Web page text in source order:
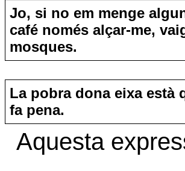
Jo, si no em menge
café només alçar-me,
mosques.
La pobra dona eixa està
fa pena.
Aquesta